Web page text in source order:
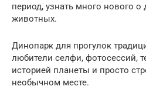
период, узнать много нового о
животных.
Динопарк для прогулок
любители селфи, фотосессий,
историей планеты и просто
необычном месте.